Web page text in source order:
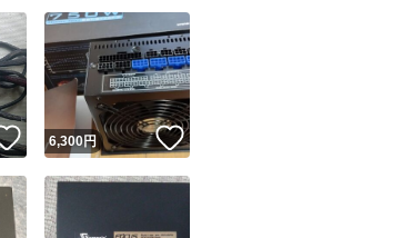
いいね！
6,300円 いいね！